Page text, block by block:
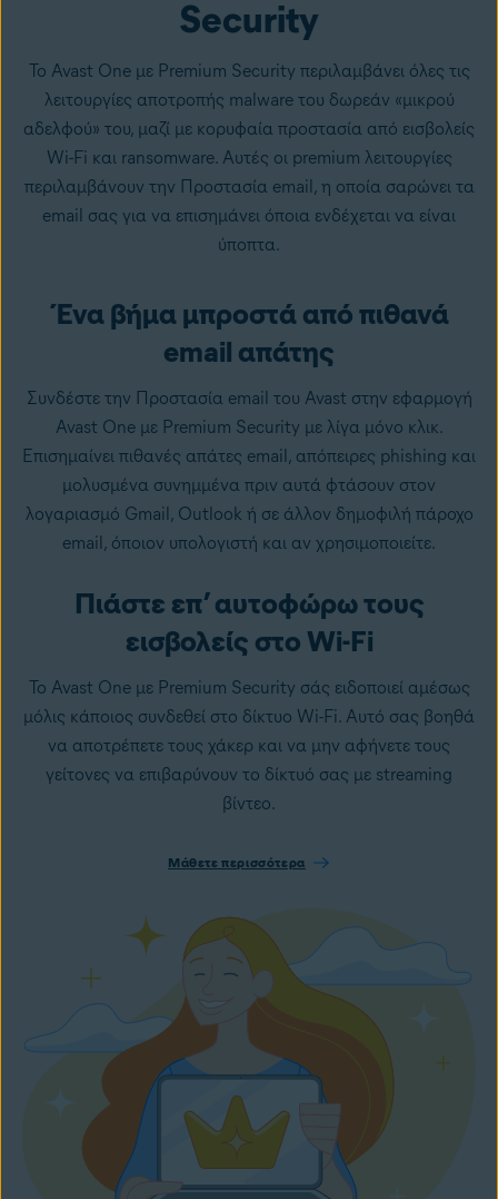
Security
Το Avast One με Premium Security περιλαμβάνει όλες τις
λειτουργίες αποτροπής malware του δωρεάν «μικρού
αδελφού» του, μαζί με κορυφαία προστασία από εισβολείς
Wi-Fi και ransomware. Αυτές οι premium λειτουργίες
περιλαμβάνουν την Προστασία email, η οποία σαρώνει τα
email σας για να επισημάνει όποια ενδέχεται να είναι
ύποπτα.
Ένα βήμα μπροστά από πιθανά
email απάτης
Συνδέστε την Προστασία email του Avast στην εφαρμογή
Avast One με Premium Security με λίγα μόνο κλικ.
Επισημαίνει πιθανές απάτες email, απόπειρες phishing και
μολυσμένα συνημμένα πριν αυτά φτάσουν στον
λογαριασμό Gmail, Outlook ή σε άλλον δημοφιλή πάροχο
email, όποιον υπολογιστή και αν χρησιμοποιείτε.
Πιάστε επ’ αυτοφώρω τους
εισβολείς στο Wi-Fi
Το Avast One με Premium Security σάς ειδοποιεί αμέσως
μόλις κάποιος συνδεθεί στο δίκτυο Wi-Fi. Αυτό σας βοηθά
να αποτρέπετε τους χάκερ και να μην αφήνετε τους
γείτονες να επιβαρύνουν το δίκτυό σας με streaming
βίντεο.
Μάθετε περισσότερα